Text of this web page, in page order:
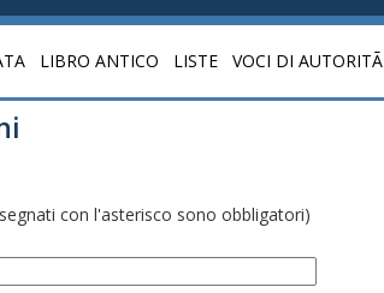
LIBRO ANTICO LISTE VOCI DI AUTORITÃ
con l'asterisco sono obbligatori)